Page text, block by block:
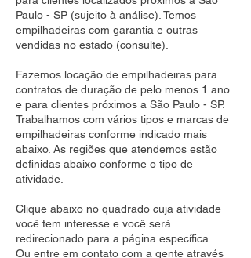
Paulo - SP (sujeito à análise). Temos
empilhadeiras com garantia e outras
vendidas no estado (consulte).
Fazemos locação de empilhadeiras para
contratos de duração de pelo menos 1 ano
e para clientes próximos a São Paulo - SP.
Trabalhamos com vários tipos e marcas de
empilhadeiras conforme indicado mais
abaixo. As regiões que atendemos estão
definidas abaixo conforme o tipo de
atividade.
Clique abaixo no quadrado cuja atividade
você tem interesse e você será
redirecionado para a página específica.
Ou entre em contato com a gente através